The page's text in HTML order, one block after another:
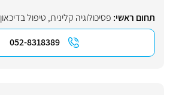
תחום ראשי: פסיכולוגיה קלינית, טיפול בדיכאון
052-8318389